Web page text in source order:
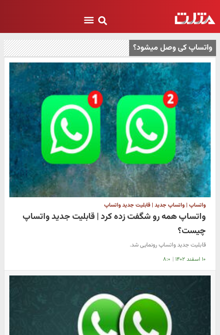
واتساپ کی وصل میشود؟
واتساپ | واتساپ جدید | قابلیت جدید واتساپ
واتساپ همه رو شگفت زده کرد | قابلیت جدید واتساپ
چیست؟
قابلیت جدید واتساپ رونمایی شد.
۱۰ اسفند ۱۴۰۲ | ۸:۰